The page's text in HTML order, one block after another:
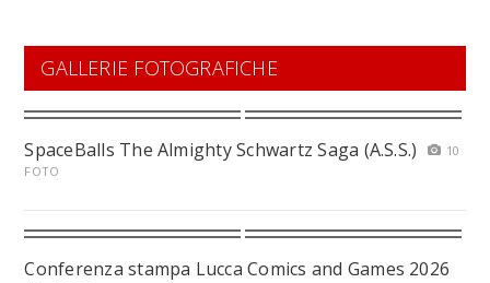
GALLERIE FOTOGRAFICHE
SpaceBalls The Almighty Schwartz Saga (A.S.S.)
10
FOTO
Conferenza stampa Lucca Comics and Games 2026